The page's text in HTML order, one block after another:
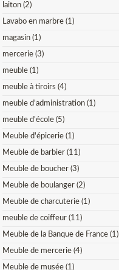
laiton (2)
Lavabo en marbre (1)
magasin (1)
mercerie (3)
meuble (1)
meuble à tiroirs (4)
meuble d'administration (1)
meuble d'école (5)
Meuble d'épicerie (1)
Meuble de barbier (11)
Meuble de boucher (3)
Meuble de boulanger (2)
Meuble de charcuterie (1)
meuble de coiffeur (11)
Meuble de la Banque de France (1)
Meuble de mercerie (4)
Meuble de musée (1)